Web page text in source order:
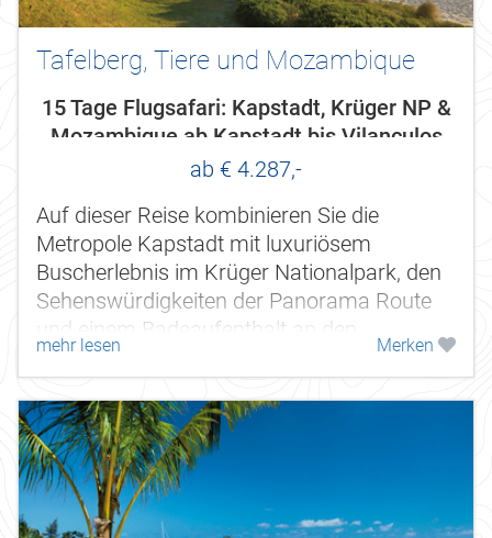
Tafelberg, Tiere und Mozambique
15 Tage Flugsafari: Kapstadt, Krüger NP &
Mozambique ab Kapstadt bis Vilanculos
ab € 4.287,-
Auf dieser Reise kombinieren Sie die
Metropole Kapstadt mit luxuriösem
Buscherlebnis im Krüger Nationalpark, den
Sehenswürdigkeiten der Panorama Route
und einem Badeaufenthalt an den
Traumstränden Mozambiques. Nicht nur
bestens geeignet...
mehr lesen Merken